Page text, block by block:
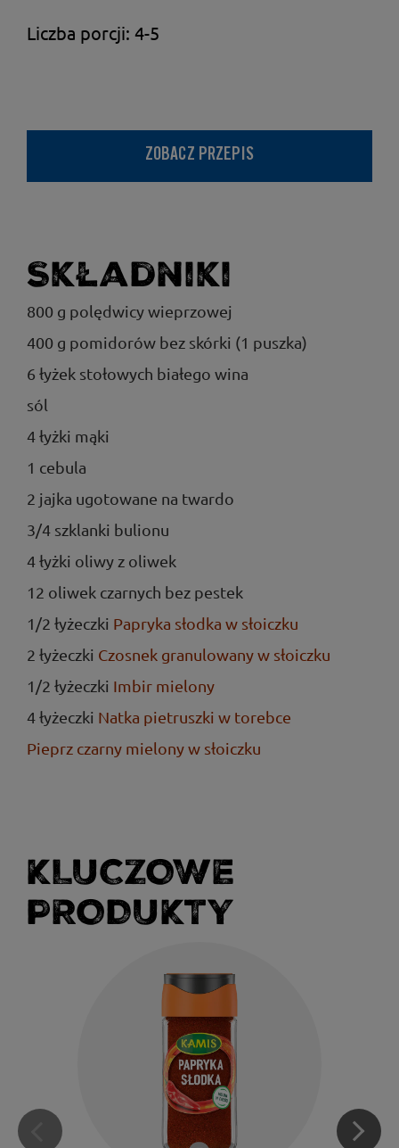
Liczba porcji: 4-5
ZOBACZ PRZEPIS
Składniki
800 g polędwicy wieprzowej
400 g pomidorów bez skórki (1 puszka)
6 łyżek stołowych białego wina
sól
4 łyżki mąki
1 cebula
2 jajka ugotowane na twardo
3/4 szklanki bulionu
4 łyżki oliwy z oliwek
12 oliwek czarnych bez pestek
1/2 łyżeczki Papryka słodka w słoiczku
2 łyżeczki Czosnek granulowany w słoiczku
1/2 łyżeczki Imbir mielony
4 łyżeczki Natka pietruszki w torebce
Pieprz czarny mielony w słoiczku
KLUCZOWE
PRODUKTY